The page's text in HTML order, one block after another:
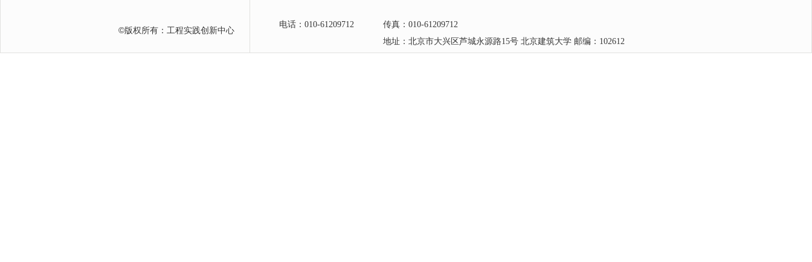
©版权所有：工程实践创新中心
电话：010-61209712
传真：010-61209712
地址：北京市大兴区芦城永源路15号 北京建筑大学 邮编：102612